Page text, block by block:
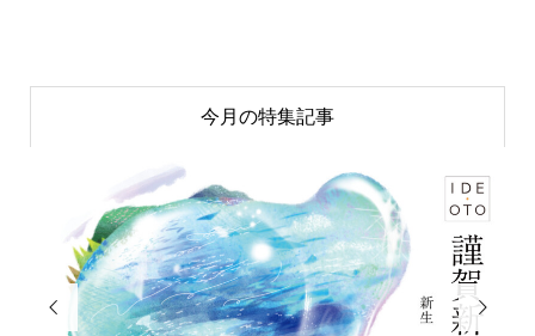
今月の特集記事
 